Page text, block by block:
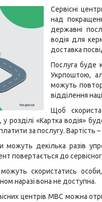
Сервісні
над
державні
водія для
доставка
Послуга буде
Укрпоштою,
можуть
відділення
Щоб
у розділі «Картка водія»
за послугу. Вартість
декілька разів
повертається до
скористатись
наразі вона не доступна.
центрів МВС можна